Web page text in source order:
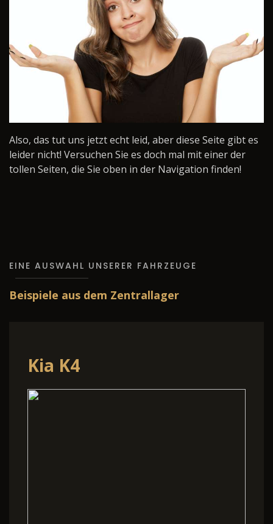
Also, das tut uns jetzt echt leid, aber diese Seite gibt es
leider nicht! Versuchen Sie es doch mal mit einer der
tollen Seiten, die Sie oben in der Navigation finden!
EINE AUSWAHL UNSERER FAHRZEUGE
Beispiele aus dem Zentrallager
Kia K4